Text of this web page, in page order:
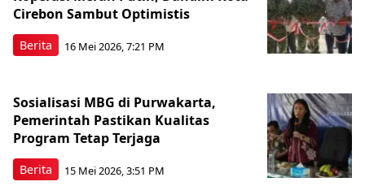
Berita
Cirebon Sambut Optimistis
16 Mei 2026, 7:21 PM
Berita
Sosialisasi MBG di Purwakarta,
Pemerintah Pastikan Kualitas
Program Tetap Terjaga
15 Mei 2026, 3:51 PM